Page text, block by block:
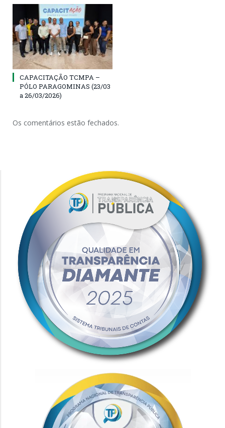
CAPACITAÇÃO TCMPA –
PÓLO PARAGOMINAS (23/03
a 26/03/2026)
Os comentários estão fechados.